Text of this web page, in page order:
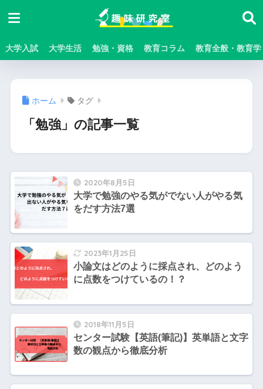
大学入試 大学生活 勉強・資格 教育コラム 教育全般・教育学
ホーム タグ
「勉強」の記事一覧
2020年8月5日
大学で勉強のやる気がでない人がやる気
をだす方法7選
2023年1月25日
小論文はどのように採点され、どのよう
に点数をつけているの！？
2018年11月5日
センター試験【英語(筆記)】英単語と文字
数の観点から徹底分析